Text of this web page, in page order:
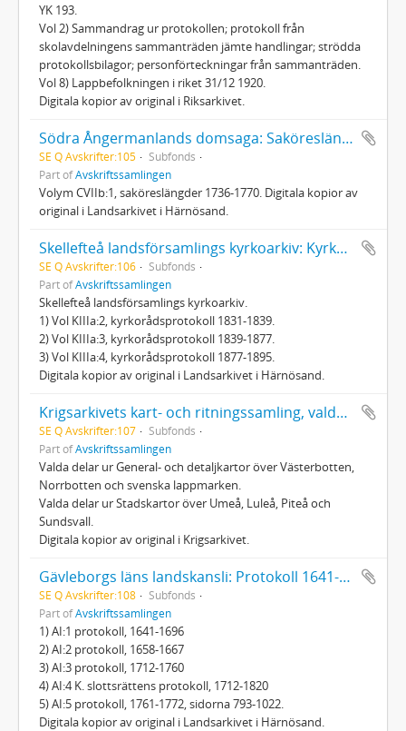
YK 193.
Vol 2) Sammandrag ur protokollen; protokoll från
skolavdelningens sammanträden jämte handlingar; strödda
protokollsbilagor; personförteckningar från sammanträden.
Vol 8) Lappbefolkningen i riket 31/12 1920.
Digitala kopior av original i Riksarkivet.
Södra Ångermanlands domsaga: Saköreslängder 1736-1770
SE Q Avskrifter:105
Subfonds
Part ofAvskriftssamlingen
Volym CVIIb:1, saköreslängder 1736-1770. Digitala kopior av
original i Landsarkivet i Härnösand.
Skellefteå landsförsamlings kyrkoarkiv: Kyrkorådsprotokoll 1831-1895
SE Q Avskrifter:106
Subfonds
Part ofAvskriftssamlingen
Skellefteå landsförsamlings kyrkoarkiv.
1) Vol KIIIa:2, kyrkorådsprotokoll 1831-1839.
2) Vol KIIIa:3, kyrkorådsprotokoll 1839-1877.
3) Vol KIIIa:4, kyrkorådsprotokoll 1877-1895.
Digitala kopior av original i Landsarkivet i Härnösand.
Krigsarkivets kart- och ritningssamling, valda delar
SE Q Avskrifter:107
Subfonds
Part ofAvskriftssamlingen
Valda delar ur General- och detaljkartor över Västerbotten,
Norrbotten och svenska lappmarken.
Valda delar ur Stadskartor över Umeå, Luleå, Piteå och
Sundsvall.
Digitala kopior av original i Krigsarkivet.
Gävleborgs läns landskansli: Protokoll 1641-1820
SE Q Avskrifter:108
Subfonds
Part ofAvskriftssamlingen
1) AI:1 protokoll, 1641-1696
2) AI:2 protokoll, 1658-1667
3) AI:3 protokoll, 1712-1760
4) AI:4 K. slottsrättens protokoll, 1712-1820
5) AI:5 protokoll, 1761-1772, sidorna 793-1022.
Digitala kopior av original i Landsarkivet i Härnösand.